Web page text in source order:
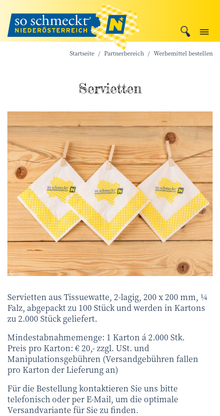
Startseite Partnerbereich Werbemittel bestellen
Servietten
©www.schwarz-koenig.at
Servietten aus Tissuewatte, 2-lagig, 200 x 200 mm, ¼
Falz, abgepackt zu 100 Stück und werden in Kartons
zu 2.000 Stück geliefert.
Mindestabnahmemenge: 1 Karton á 2.000 Stk.
Preis pro Karton: € 20,- zzgl. USt. und
Manipulationsgebühren (Versandgebühren fallen
pro Karton der Lieferung an)
Für die Bestellung kontaktieren Sie uns bitte
telefonisch oder per E-Mail, um die optimale
Versandvariante für Sie zu finden.